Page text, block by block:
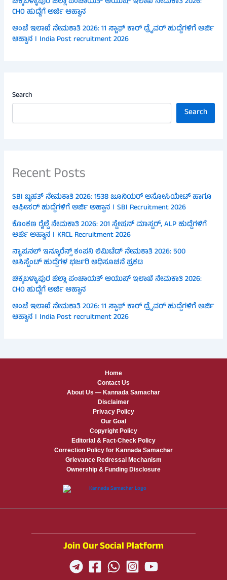
CHO ಹುದ್ದೆಗೆ ಅರ್ಜಿ ಆಹ್ವಾನ
ಅಂಚೆ ಇಲಾಖೆ ನೇಮಕಾತಿ 2026: 11 ಸ್ಟಾಫ್ ಕಾರ್ ಡ್ರೈವರ್ ಹುದ್ದೆಗಳಿಗೆ ಅರ್ಜಿ
ಆಹ್ವಾನ । India Post recruitment 2026
Search
Search
Recent Posts
SBI ಬೃಹತ್ ನೇಮಕಾತಿ 2026: 1538 ಜೂನಿಯರ್ ಅಸೋಸಿಯೇಟ್ ಹಾಗೂ
ಆಫೀಸರ್ ಹುದ್ದೆಗಳಿಗೆ ಅರ್ಜಿ ಅಹ್ವಾನ । SBI Recruitment 2026
ಕೊಂಕಣ ರೈಲ್ವೆ ನೇಮಕಾತಿ 2026: 201 ಸ್ಟೇಷನ್ ಮಾಸ್ಟರ್, ALP ಹುದ್ದೆಗಳಿಗೆ
ಅರ್ಜಿ ಅಹ್ವಾನ । KRCL Recruitment 2026
ನ್ಯಾಷನಲ್ ಇನ್ಶೂರೆನ್ಸ್ ಕಂಪನಿ ಲಿಮಿಟೆಡ್ ನೇಮಕಾತಿ 2026: 500
ಅಸಿಸ್ಟೆಂಟ್ ಹುದ್ದೆಗಳ ಭರ್ಜರಿ ಅಧಿಸೂಚನೆ ಪ್ರಕಟ
ಚಿಕ್ಕಬಳ್ಳಾಪುರ ಜಿಲ್ಲಾ ಪಂಚಾಯತ್ ಆಯುಷ್ ಇಲಾಖೆ ನೇಮಕಾತಿ 2026:
CHO ಹುದ್ದೆಗೆ ಅರ್ಜಿ ಆಹ್ವಾನ
ಅಂಚೆ ಇಲಾಖೆ ನೇಮಕಾತಿ 2026: 11 ಸ್ಟಾಫ್ ಕಾರ್ ಡ್ರೈವರ್ ಹುದ್ದೆಗಳಿಗೆ ಅರ್ಜಿ
ಆಹ್ವಾನ । India Post recruitment 2026
Home
Contact Us
About Us — Kannada Samachar
Disclaimer
Privacy Policy
Our Goal
Copyright Policy
Editorial & Fact-Check Policy
Correction Policy for Kannada Samachar
Grievance Redressal Mechanism
Ownership & Funding Disclosure
Join Our Social Platform